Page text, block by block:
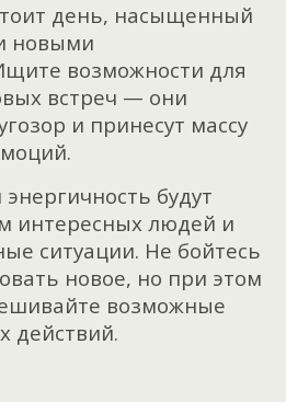
день, насыщенный
новыми
возможности для
встреч — они
и принесут массу
будут
интересных людей и
ситуации. Не бойтесь
новое, но при этом
возможные
действий.